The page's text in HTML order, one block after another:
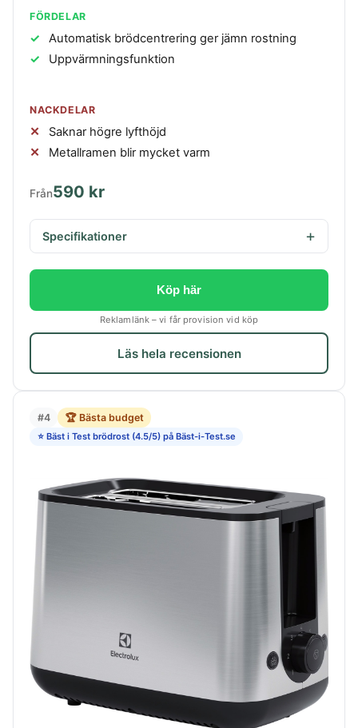
FÖRDELAR
Automatisk brödcentrering ger jämn rostning
Uppvärmningsfunktion
NACKDELAR
Saknar högre lyfthöjd
Metallramen blir mycket varm
Från590 kr
Specifikationer
Köp här
Reklamlänk – vi får provision vid köp
Läs hela recensionen
#4 🏆 Bästa budget
⭐ Bäst i Test brödrost (4.5/5) på Bäst-i-Test.se